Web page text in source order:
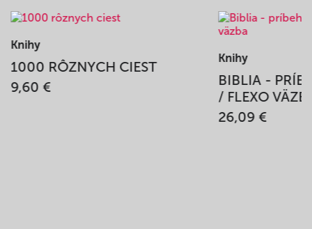
Knihy
1000 RÔZNYCH CIEST
9,60 €
Knihy
BIBLIA -
/ FLEXO
26,09 €